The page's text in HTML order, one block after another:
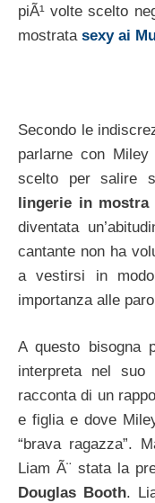
piÃ¹ volte scelto
mostrata sexy ai
Secondo le
parlarne con
scelto per salire
lingerie in mostra
diventata
cantante non ha
a vestirsi in
importanza alle
A questo bisogna
interpreta nel suo
racconta di un
e figlia e dove
“brava ragazza”.
Liam Ã¨ stata la
Douglas Booth.